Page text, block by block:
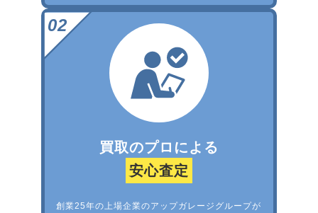
買取のプロによる
安心査定
創業25年の上場企業のアップガレージグループが